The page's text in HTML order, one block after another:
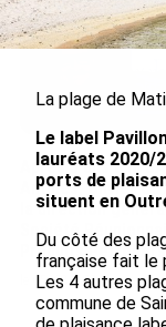
Après 5 ans à la
Antilles, Olivier
la direction
Société
Produits Pétroliers
le 05/08/2026
La plage de
Le label
lauréats 2020/
ports de
situent en
Du côté des
française fait le
Les 4 autres
commune de